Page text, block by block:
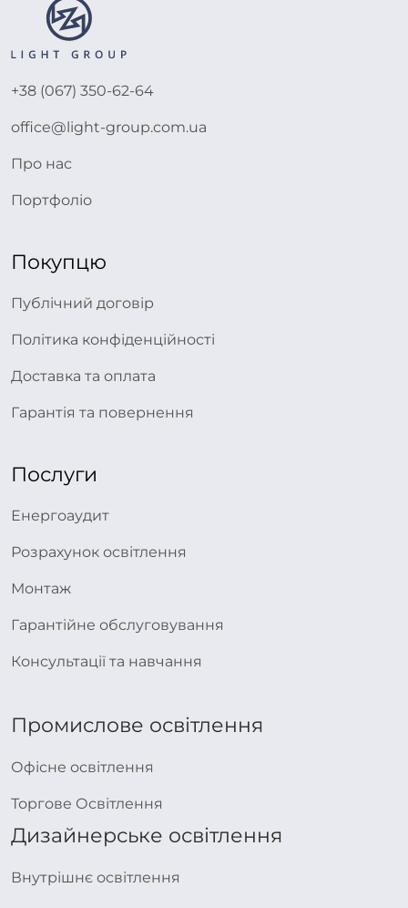
+38 (067) 350-62-64
office@light-group.com.ua
Про нас
Портфоліо
Покупцю
Публічний договір
Політика конфіденційності
Доставка та оплата
Гарантія та повернення
Послуги
Енергоаудит
Розрахунок освітлення
Монтаж
Гарантійне обслуговування
Консультації та навчання
Промислове освітлення
Офісне освітлення
Торгове Освітлення
Дизайнерське освітлення
Внутрішнє освітлення